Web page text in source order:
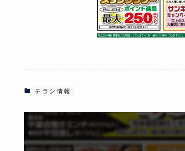
チラシ情報